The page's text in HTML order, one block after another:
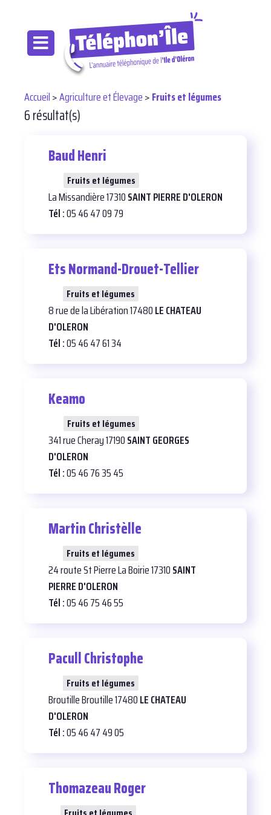
Accueil>Agriculture et Élevage>Fruits et légumes
6 résultat(s)
Baud Henri
Fruits et légumes
La Missandière 17310SAINT PIERRE D'OLERON
Tél :05 46 47 09 79
Ets Normand-Drouet-Tellier
Fruits et légumes
8 rue de la Libération 17480LE CHATEAU
D'OLERON
Tél :05 46 47 61 34
Keamo
Fruits et légumes
341 rue Cheray 17190SAINT GEORGES
D'OLERON
Tél :05 46 76 35 45
Martin Christèlle
Fruits et légumes
24 route St Pierre La Boirie 17310SAINT
PIERRE D'OLERON
Tél :05 46 75 46 55
Pacull Christophe
Fruits et légumes
Broutille Broutille 17480LE CHATEAU
D'OLERON
Tél :05 46 47 49 05
Thomazeau Roger